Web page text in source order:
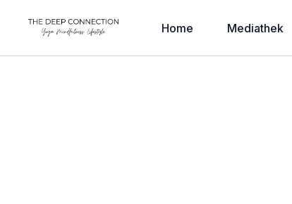
Home Mediathek